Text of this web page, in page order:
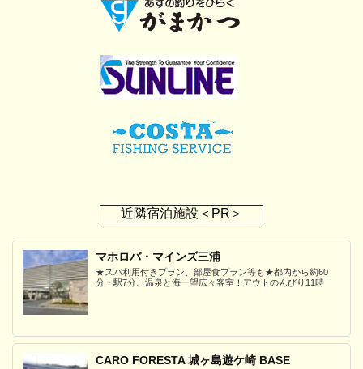
近隣宿泊施設＜PR＞
マホロバ・マインズ三浦
★スパ利用付きプラン、部屋食プラン等も★都内から約60
分・駅7分。温泉と海一望広々客室！アウトのんびり11時
CARO FORESTA 城ヶ島遊ケ崎 BASE